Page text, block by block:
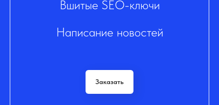
Вшитые SEO-ключи
Написание новостей
Заказать